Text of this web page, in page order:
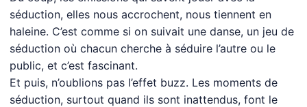
séduction, elles nous accrochent, nous tiennent en
haleine. C’est comme si on suivait une danse, un jeu de
séduction où chacun cherche à séduire l’autre ou le
public, et c’est fascinant.
Et puis, n’oublions pas l’effet buzz. Les moments de
séduction, surtout quand ils sont inattendus, font le